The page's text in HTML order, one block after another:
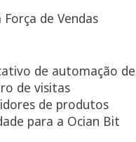
de Vendas
de automação de
de visitas
de produtos
para a Ocian Bit